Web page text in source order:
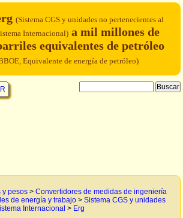
(Sistema CGS y unidades no pertenecientes al
Internacional) a mil millones de
equivalentes de petróleo
Equivalente de energía de petróleo)
y pesos > Convertidores de medidas de ingeniería
de energía y trabajo > Sistema CGS y unidades
Internacional > Erg